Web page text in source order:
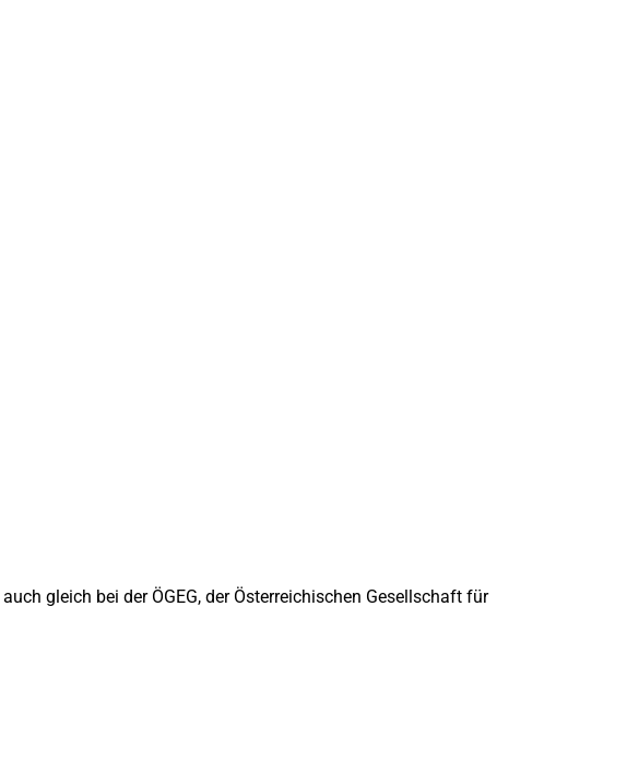
gleich bei der ÖGEG, der Österreichischen Gesellschaft für